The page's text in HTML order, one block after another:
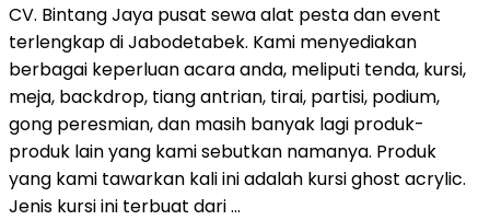
CV. Bintang Jaya pusat sewa alat pesta dan event
terlengkap di Jabodetabek. Kami menyediakan
berbagai keperluan acara anda, meliputi tenda, kursi,
meja, backdrop, tiang antrian, tirai, partisi, podium,
gong peresmian, dan masih banyak lagi produk-
produk lain yang kami sebutkan namanya. Produk
yang kami tawarkan kali ini adalah kursi ghost acrylic.
Jenis kursi ini terbuat dari …